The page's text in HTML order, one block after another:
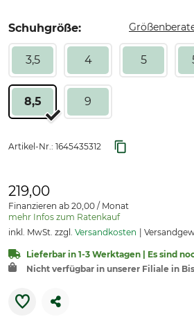
Schuhgröße:
3,5 4 5
8,5 9
Artikel-Nr.: 1645435312
219,00
Finanzieren ab 20,00 / Monat
mehr Infos zum Ratenkauf
inkl. MwSt. zzgl. Versandkosten
Lieferbar in 1-3 Werktagen | Es sind
Nicht verfügbar in unserer Filiale in